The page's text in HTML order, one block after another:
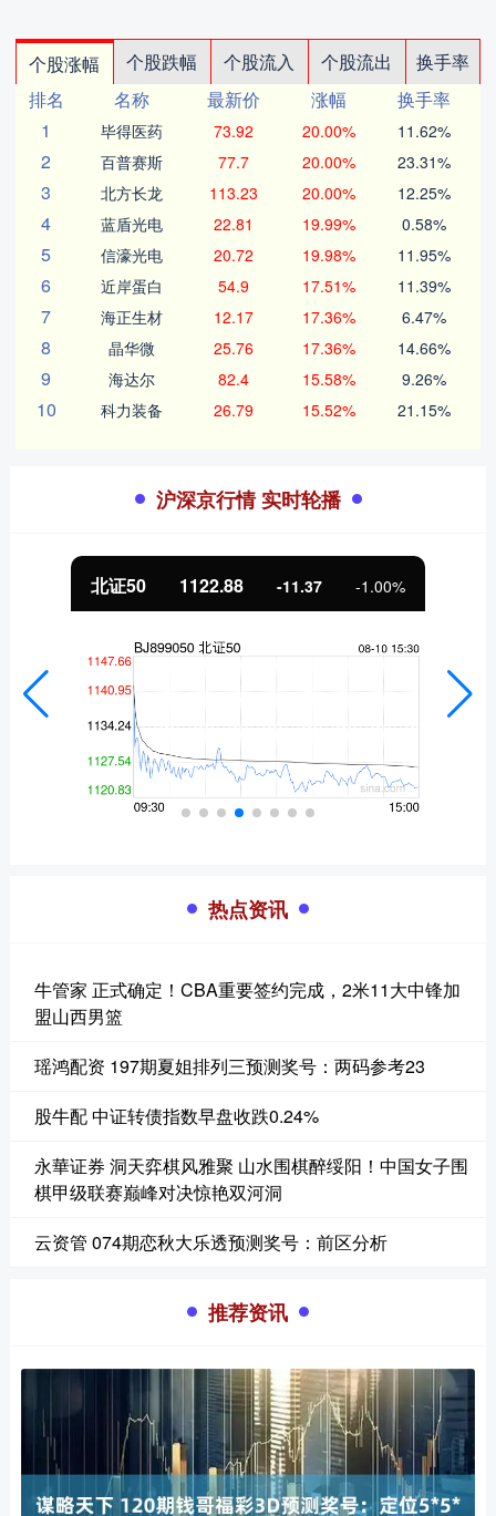
个股涨幅 个股跌幅 个股流入 个股流出
换手率
排名
名称 最新价 涨幅
换手率
1
毕得医药 73.92 20.00% 11.62%
2 百普赛斯 77.7 20.00% 23.31%
3 北方长龙 113.23 20.00% 12.25%
4 蓝盾光电 22.81 19.99% 0.58%
5 信濠光电 20.72 19.98% 11.95%
6 近岸蛋白 54.9 17.51% 11.39%
7 海正生材 12.17 17.36% 6.47%
8 晶华微 25.76 17.36% 14.66%
9 海达尔 82.4 15.58% 9.26%
10 科力装备 26.79 15.52% 21.15%
沪深京行情 实时轮播
北证50 1122.88 -11.37 -1.00%
热点资讯
牛管家 正式确定！CBA重要签约完成，2米11大中锋加
盟山西男篮
瑶鸿配资 197期夏姐排列三预测奖号：两码参考23
股牛配 中证转债指数早盘收跌0.24%
永華证券 洞天弈棋风雅聚 山水围棋醉绥阳！中国女子围
棋甲级联赛巅峰对决惊艳双河洞
云资管 074期恋秋大乐透预测奖号：前区分析
推荐资讯